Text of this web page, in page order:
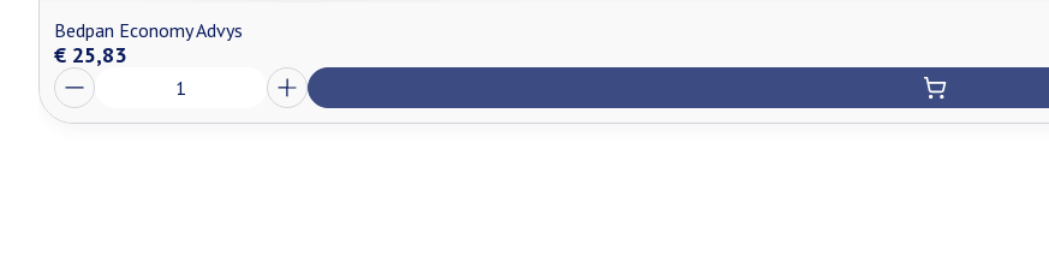
Bedpan Economy Advys
€ 25,83
Aantal